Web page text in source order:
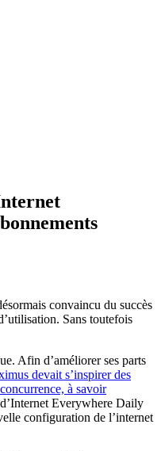
convaincu du succès
Sans toutefois
Afin d’améliorer ses parts
devait s’inspirer des
à savoir
Everywhere Daily
configuration de l’internet